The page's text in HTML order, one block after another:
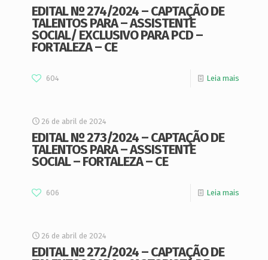
EDITAL Nº 274/2024 – CAPTAÇÃO DE
TALENTOS PARA – ASSISTENTE
SOCIAL/ EXCLUSIVO PARA PCD –
FORTALEZA – CE
604 Leia mais
26 de abril de 2024
EDITAL Nº 273/2024 – CAPTAÇÃO DE
TALENTOS PARA – ASSISTENTE
SOCIAL – FORTALEZA – CE
606 Leia mais
26 de abril de 2024
EDITAL Nº 272/2024 – CAPTAÇÃO DE